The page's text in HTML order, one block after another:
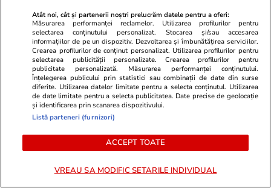
Delta urbană de la Iași ar urma
să dreneze 36,5 milioane de lei.
Studiul de fezabilitate este gata,
iar consilierii locali sunt chemați
să aprobe investiția
Încasări
Craiova
complet din
bilete
ULTIMELE ȘTIRI
de trenul Timișoara-Mangalia şi a fost
Atât noi, cât și partenerii noștri prelucrăm datele pentru a oferi:
Măsurarea performanței reclamelor. Utilizarea profilurilor pentru
selectarea conținutului personalizat. Stocarea și/sau accesarea
informațiilor de pe un dispozitiv. Dezvoltarea și îmbunătățirea serviciilor.
Crearea profilurilor de conținut personalizat. Utilizarea profilurilor pentru
selectarea publicității personalizate. Crearea profilurilor pentru
publicitate personalizată. Măsurarea performanței conținutului.
Înțelegerea publicului prin statistici sau combinații de date din surse
diferite. Utilizarea datelor limitate pentru a selecta conținutul. Utilizarea
de date limitate pentru a selecta publicitatea. Date precise de geolocație
și identificarea prin scanarea dispozitivului.
Listă parteneri (furnizori)
ACCEPT TOATE
VREAU SA MODIFIC SETARILE INDIVIDUAL